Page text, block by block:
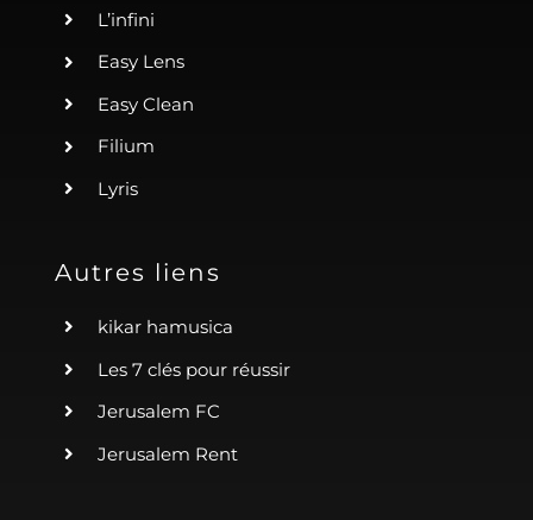
L’infini
Easy Lens
Easy Clean
Filium
Lyris
Autres liens
kikar hamusica
Les 7 clés pour réussir
Jerusalem FC
Jerusalem Rent